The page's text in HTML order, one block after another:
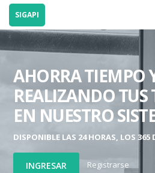
SIGAPI
AHORRA TIEMPO
REALIZANDO TUS
EN NUESTRO
DISPONIBLE LAS 24 HORAS, LOS 365
INGRESAR Registrarse